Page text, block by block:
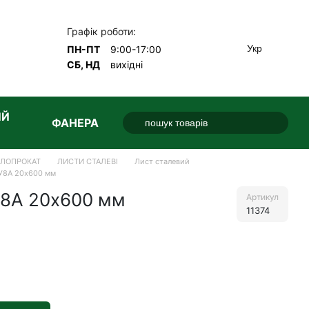
Графік роботи:
ПН-ПТ
9:00-17:00
СБ, НД
вихідні
Укр
ФАНЕРА
ЛИСТИ СТАЛЕВІ
Лист сталевий
20х600 мм
20х600 мм Артикул
11374